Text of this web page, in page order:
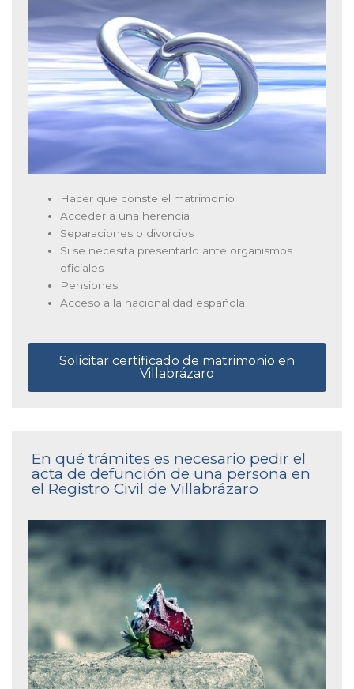
Hacer que conste el matrimonio
Acceder a una herencia
Separaciones o divorcios
Si se necesita presentarlo ante organismos
oficiales
Pensiones
Acceso a la nacionalidad española
Solicitar certificado de matrimonio en
Villabrázaro
En qué trámites es necesario pedir el
acta de defunción de una persona en
el Registro Civil de Villabrázaro